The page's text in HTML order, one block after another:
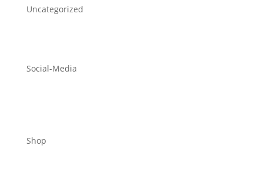
Uncategorized
Social-Media
Shop